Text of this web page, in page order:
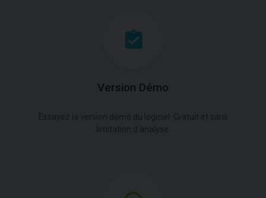
Version Démo
Essayez la version démo du logiciel. Gratuit et sans
limitation d'analyse.